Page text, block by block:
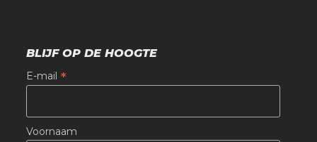
BLIJF OP DE HOOGTE
E-mail *
Voornaam